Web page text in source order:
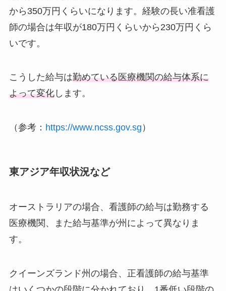
から350万円くらいになります。経験の長い准看護
師の場合は年収が180万円くらいから230万円くら
いです。
こうした給与は勤めている医療機関の給与体系に
よって変化します。
（参考： https://www.ncss.gov.sg ）
東アジア年収状況など
オーストラリアの場合、看護師の給与は勤務する
医療機関、また給与基準が州によって異なりま
す。
クイーンズランド州の場合、正看護師の給与基準